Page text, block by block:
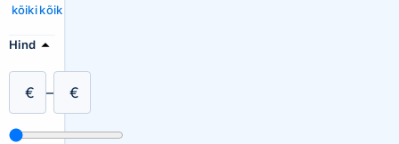
kõikikõik
Hind
€ – €